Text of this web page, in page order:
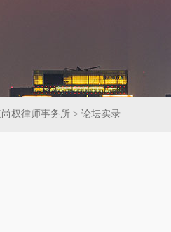
权律师事务所 > 论坛实录